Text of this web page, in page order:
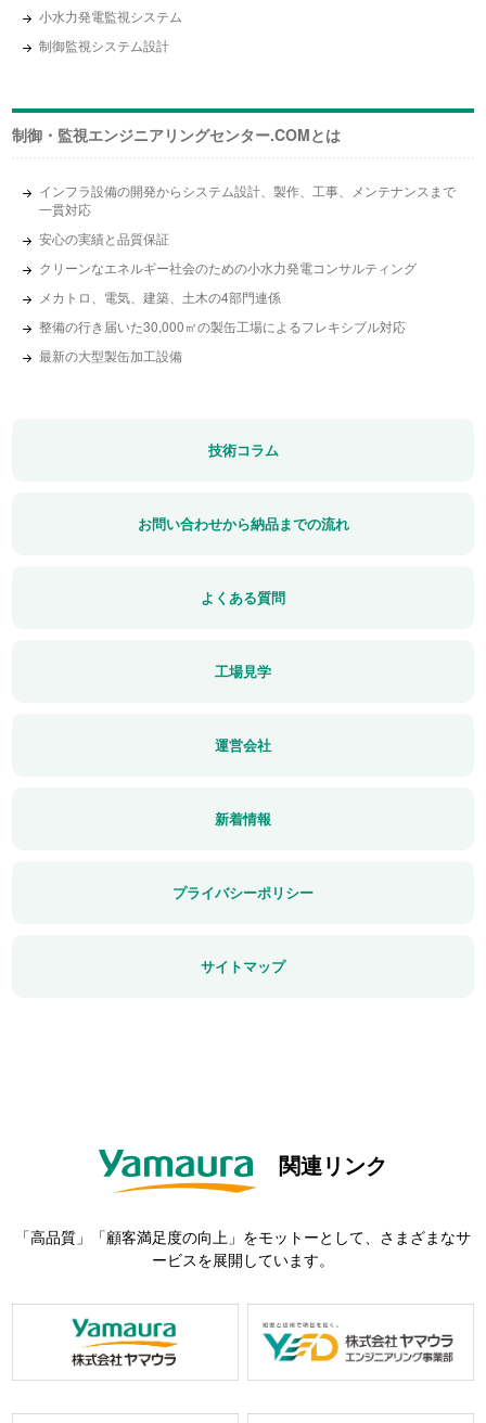
小水力発電監視システム
制御監視システム設計
制御・監視エンジニアリングセンター.COMとは
インフラ設備の開発からシステム設計、製作、工事、メンテナンスまで
一貫対応
安心の実績と品質保証
クリーンなエネルギー社会のための小水力発電コンサルティング
メカトロ、電気、建築、土木の4部門連係
整備の行き届いた30,000㎡の製缶工場によるフレキシブル対応
最新の大型製缶加工設備
技術コラム
お問い合わせから納品までの流れ
よくある質問
工場見学
運営会社
新着情報
プライバシーポリシー
サイトマップ
関連リンク
「高品質」「顧客満足度の向上」をモットーとして、さまざまなサ
ービスを展開しています。